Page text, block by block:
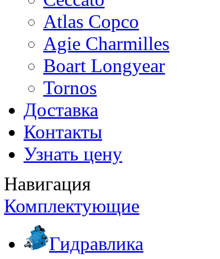
Atlas Copco
Agie Charmilles
Boart Longyear
Tornos
Доставка
Контакты
Узнать цену
Навигация
Комплектующие
Гидравлика